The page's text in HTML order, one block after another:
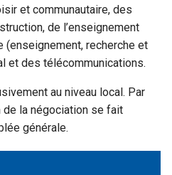
et communautaire, des
de l’enseignement
(enseignement, recherche et
et des télécommunications.
au niveau local. Par
de la négociation se fait
générale.